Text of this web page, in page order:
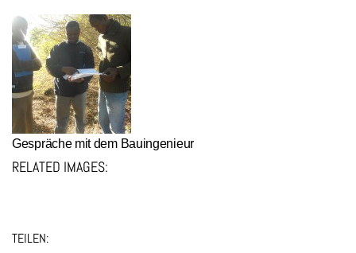
Gespräche mit dem Bauingenieur
RELATED IMAGES:
TEILEN: